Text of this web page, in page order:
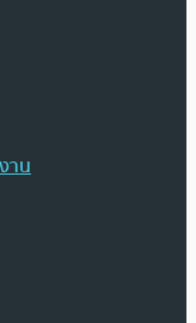
าน